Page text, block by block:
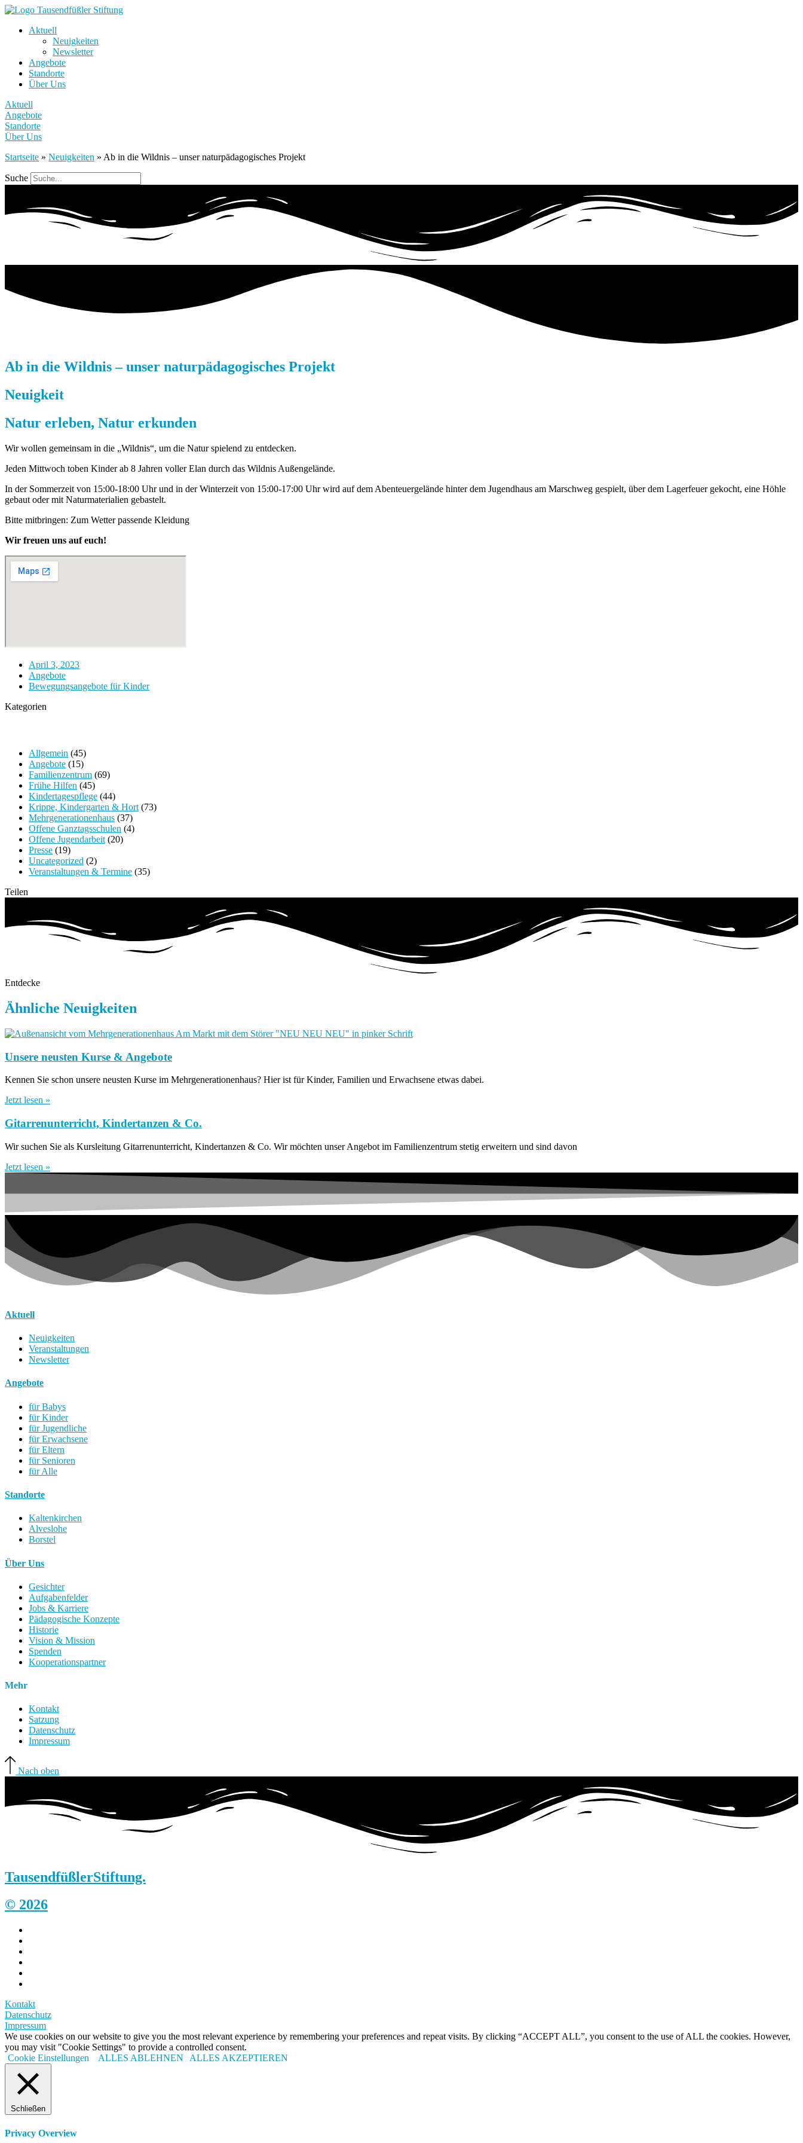
Aktuell
Neuigkeiten
Newsletter
Angebote
Standorte
Über Uns
Aktuell
Angebote
Standorte
Über Uns
Startseite » Neuigkeiten » Ab in die Wildnis – unser naturpädagogisches Projekt
Suche
Ab in die Wildnis – unser naturpädagogisches Projekt
Neuigkeit
Natur erleben, Natur erkunden
Wir wollen gemeinsam in die „Wildnis“, um die Natur spielend zu entdecken.
Jeden Mittwoch toben Kinder ab 8 Jahren voller Elan durch das Wildnis Außengelände.
In der Sommerzeit von 15:00-18:00 Uhr und in der Winterzeit von 15:00-17:00 Uhr wird auf dem Abenteuergelände hinter dem Jugendhaus am Marschweg gespielt, über dem Lagerfeuer gekocht, eine Höhle
gebaut oder mit Naturmaterialien gebastelt.
Bitte mitbringen: Zum Wetter passende Kleidung
Wir freuen uns auf euch!
April 3, 2023
Angebote
Bewegungsangebote für Kinder
Kategorien
Allgemein (45)
Angebote (15)
Familienzentrum (69)
Frühe Hilfen (45)
Kindertagespflege (44)
Krippe, Kindergarten & Hort (73)
Mehrgenerationenhaus (37)
Offene Ganztagsschulen (4)
Offene Jugendarbeit (20)
Presse (19)
Uncategorized (2)
Veranstaltungen & Termine (35)
Teilen
Entdecke
Ähnliche Neuigkeiten
Unsere neusten Kurse & Angebote
Kennen Sie schon unsere neusten Kurse im Mehrgenerationenhaus? Hier ist für Kinder, Familien und Erwachsene etwas dabei.
Jetzt lesen »
Gitarrenunterricht, Kindertanzen & Co.
Wir suchen Sie als Kursleitung Gitarrenunterricht, Kindertanzen & Co. Wir möchten unser Angebot im Familienzentrum stetig erweitern und sind davon
Jetzt lesen »
Aktuell
Neuigkeiten
Veranstaltungen
Newsletter
Angebote
für Babys
für Kinder
für Jugendliche
für Erwachsene
für Eltern
für Senioren
für Alle
Standorte
Kaltenkirchen
Alveslohe
Borstel
Über Uns
Gesichter
Aufgabenfelder
Jobs & Karriere
Pädagogische Konzepte
Historie
Vision & Mission
Spenden
Kooperationspartner
Mehr
Kontakt
Satzung
Datenschutz
Impressum
Nach oben
TausendfüßlerStiftung.
© 2026
Kontakt
Datenschutz
Impressum
We use cookies on our website to give you the most relevant experience by remembering your preferences and repeat visits. By clicking “ACCEPT ALL”, you consent to the use of ALL the cookies. However,
you may visit "Cookie Settings" to provide a controlled consent.
Cookie Einstellungen
ALLES ABLEHNEN ALLES AKZEPTIEREN
Schließen
Privacy Overview